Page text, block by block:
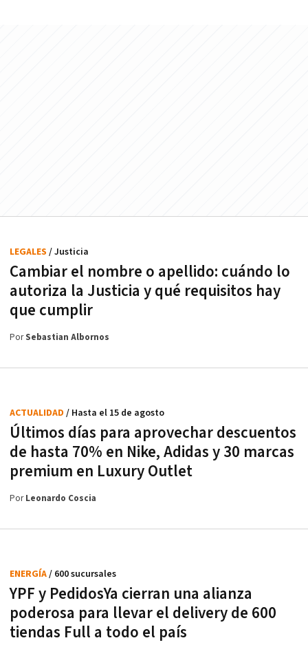
Cambiar el nombre o apellido: cuándo lo
autoriza la Justicia y qué requisitos hay
que cumplir
LEGALES / Justicia
PorSebastian Albornos
Últimos días para aprovechar descuentos
de hasta 70% en Nike, Adidas y 30 marcas
premium en Luxury Outlet
ACTUALIDAD / Hasta el 15 de agosto
PorLeonardo Coscia
YPF y PedidosYa cierran una alianza
poderosa para llevar el delivery de 600
tiendas Full a todo el país
ENERGÍA/ 600 sucursales